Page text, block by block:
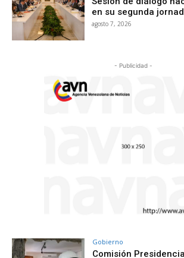
en su segunda
agosto 7, 2026
- Publicidad -
Gobierno
Comisión